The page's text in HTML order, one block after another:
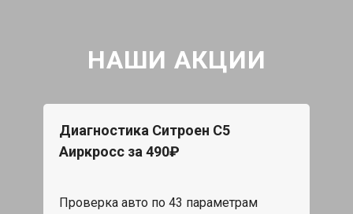
НАШИ АКЦИИ
Диагностика Ситроен С5
Аиркросс за 490₽
Проверка авто по 43 параметрам